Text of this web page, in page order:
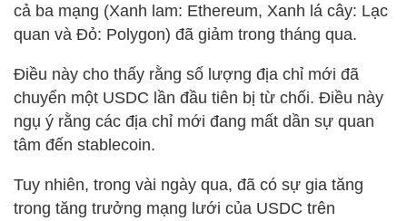
cả ba mạng (Xanh lam: Ethereum, Xanh lá cây: Lạc
quan và Đỏ: Polygon) đã giảm trong tháng qua.
Điều này cho thấy rằng số lượng địa chỉ mới đã
chuyển một USDC lần đầu tiên bị từ chối. Điều này
ngụ ý rằng các địa chỉ mới đang mất dần sự quan
tâm đến stablecoin.
Tuy nhiên, trong vài ngày qua, đã có sự gia tăng
trong tăng trưởng mạng lưới của USDC trên